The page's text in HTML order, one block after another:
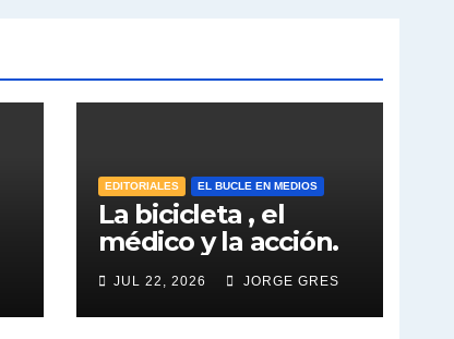
EDITORIALES EL BUCLE EN MEDIOS
La bicicleta , el
médico y la acción.
JUL 22, 2026 JORGE GRES